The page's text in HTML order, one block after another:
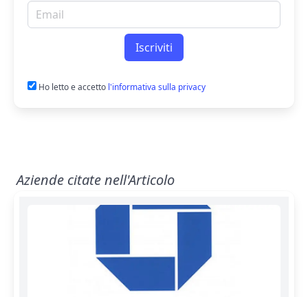
Email per newsletter
Iscriviti
Ho letto e accetto l'informativa sulla privacy
Aziende citate nell'Articolo